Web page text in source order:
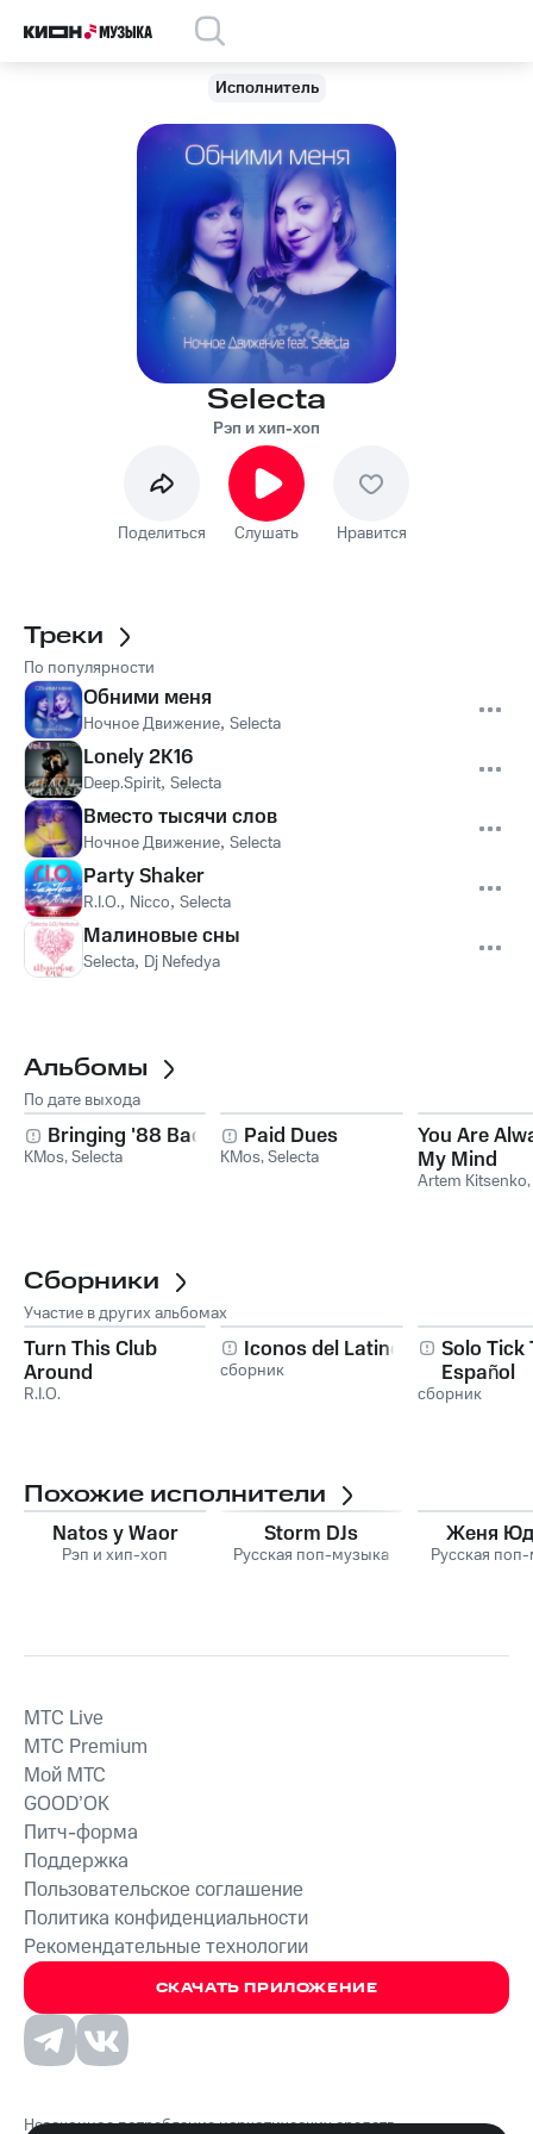
Исполнитель
Selecta
Рэп и хип-хоп
Поделиться Слушать Нравится
Треки
По популярности
Обними меня
Ночное Движение, Selecta
Lonely 2K16
Deep.Spirit, Selecta
Вместо тысячи слов
Ночное Движение, Selecta
Party Shaker
R.I.O., Nicco, Selecta
Малиновые сны
Selecta, Dj Nefedya
Альбомы
По дате выхода
Bringing '88 Back
KMos,Selecta
Paid Dues
KMos,Selecta
You Are
My Mind
Artem Kitsenko,
Сборники
Участие в других альбомах
Turn This Club
Around
R.I.O.
Iconos del Latineo
сборник
Solo Tick
Español
сборник
Похожие исполнители
Natos y Waor
Рэп и хип-хоп
Storm DJs
Русская поп-музыка
Женя
Русская
СКАЧАТЬ ПРИЛОЖЕНИЕ
MTС Live
MTС Premium
Мой МТС
GOOD’OK
Питч-форма
Поддержка
Пользовательское соглашение
Политика конфиденциальности
Рекомендательные технологии
Незаконное потребление наркотических средств,